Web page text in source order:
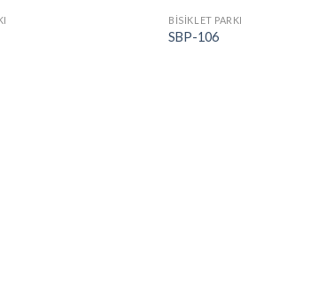
BİSİKLET PARKI
SBP-106